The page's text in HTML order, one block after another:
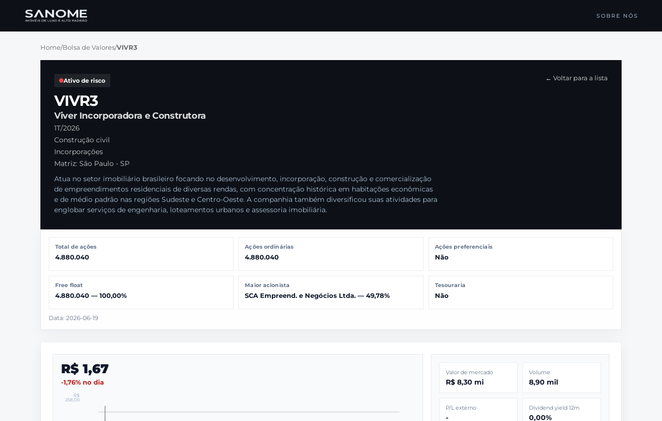
SOBRE NÓS
Home/Bolsa de Valores/VIVR3
Ativo de risco
VIVR3
Viver Incorporadora e Construtora
1T/2026
Construção civil
Incorporações
Matriz: São Paulo - SP
Atua no setor imobiliário brasileiro focando no desenvolvimento, incorporação, construção e comercialização
de empreendimentos residenciais de diversas rendas, com concentração histórica em habitações econômicas
e de médio padrão nas regiões Sudeste e Centro-Oeste. A companhia também diversificou suas atividades para
englobar serviços de engenharia, loteamentos urbanos e assessoria imobiliária.
← Voltar para a lista
Total de ações
4.880.040
Ações ordinárias
4.880.040
Ações preferenciais
Não
Free float
4.880.040 — 100,00%
Maior acionista
SCA Empreend. e Negócios Ltda. — 49,78%
Tesouraria
Não
Data: 2026-06-19
R$ 1,67
-1,76% no dia
R$
258,00
Valor de mercado
R$ 8,30 mi
Volume
8,90 mil
P/L externo
-
Dividend yield 12m
0,00%